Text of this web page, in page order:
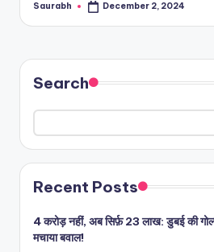
Posted
Saurabh December 2, 2024
Search
Recent Posts
4 करोड़ नहीं, अब सिर्फ़ 23 लाख: डुबई की
मचाया बवाल!